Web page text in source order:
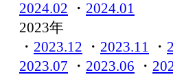
2024.02 ・ 2024.01
2023年
・ 2023.12 ・ 2023.11 ・
2023.07 ・ 2023.06 ・